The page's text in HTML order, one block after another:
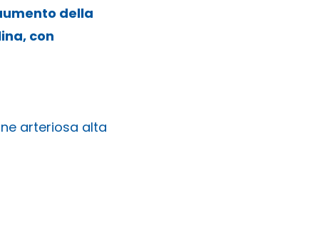
della
con
arteriosa alta